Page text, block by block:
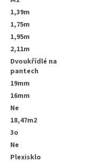
1,39m
1,75m
1,95m
2,11m
dvoukřídlé na
pantech
19mm
16mm
ne
18,47m2
3o
ne
plexisklo